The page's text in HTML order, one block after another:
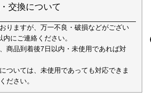
交換について
りますが、万一不良・破損などがござい
にご連絡ください。
商品到着後7日以内・未使用であれば対
ついては、未使用であっても対応できま
ださい。